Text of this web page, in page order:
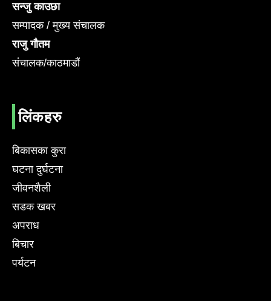
सन्जु काउछा
सम्पादक / मुख्य संचालक
राजु गौतम
संचालक/काठमाडौं
लिंकहरु
बिकासका कुरा
घटना दुर्घटना
जीवनशैली
सडक खबर
अपराध
बिचार
पर्यटन